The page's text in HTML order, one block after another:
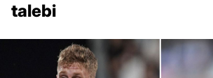
talebi